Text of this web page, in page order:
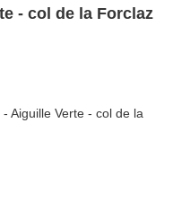
- col de la Forclaz